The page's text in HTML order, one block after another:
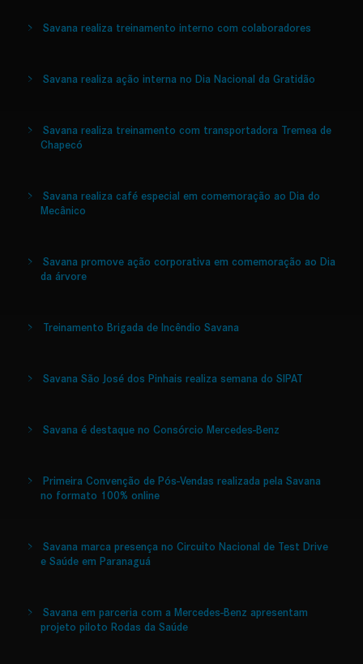
Savana realiza treinamento interno com colaboradores
Savana realiza ação interna no Dia Nacional da Gratidão
Savana realiza treinamento com transportadora Tremea de
Chapecó
Savana realiza café especial em comemoração ao Dia do
Mecânico
Savana promove ação corporativa em comemoração ao Dia
da árvore
Treinamento Brigada de Incêndio Savana
Savana São José dos Pinhais realiza semana do SIPAT
Savana é destaque no Consórcio Mercedes-Benz
Primeira Convenção de Pós-Vendas realizada pela Savana
no formato 100% online
Savana marca presença no Circuito Nacional de Test Drive
e Saúde em Paranaguá
Savana em parceria com a Mercedes-Benz apresentam
projeto piloto Rodas da Saúde